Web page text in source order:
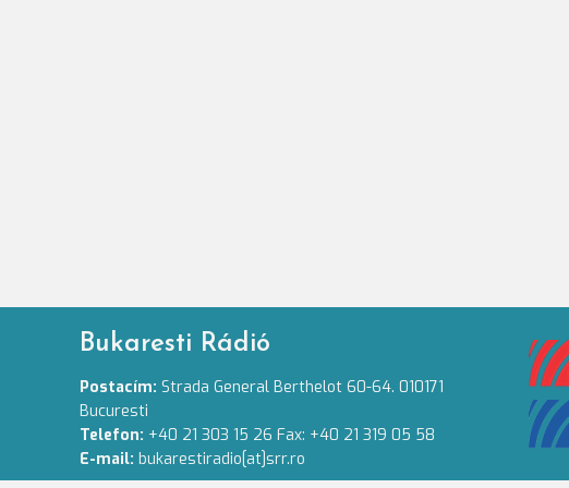
Bukaresti Rádió
Postacím: Strada General Berthelot 60-64. 010171
Bucuresti
Telefon: +40 21 303 15 26 Fax: +40 21 319 05 58
E-mail: bukarestiradio[at]srr.ro